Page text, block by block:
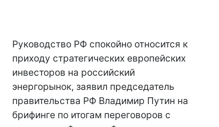
Руководство РФ спокойно относится к
приходу стратегических европейских
инвесторов на российский
энергорынок, заявил председатель
правительства РФ Владимир Путин на
брифинге по итогам переговоров с